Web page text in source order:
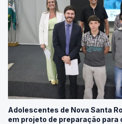
Adolescentes de Nova Santa
em projeto de preparação para